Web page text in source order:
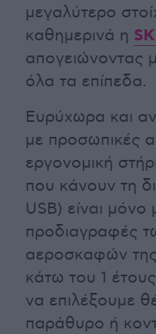
μεγαλύτερο
καθημερινά η
απογειώνοντας
όλα τα επίπεδα.
Ευρύχωρα και
με προσωπικές
εργονομική
που κάνουν τη
USB) είναι μόνο
προδιαγραφές
αεροσκαφών της
κάτω του 1
να επιλέξουμε
παράθυρο ή